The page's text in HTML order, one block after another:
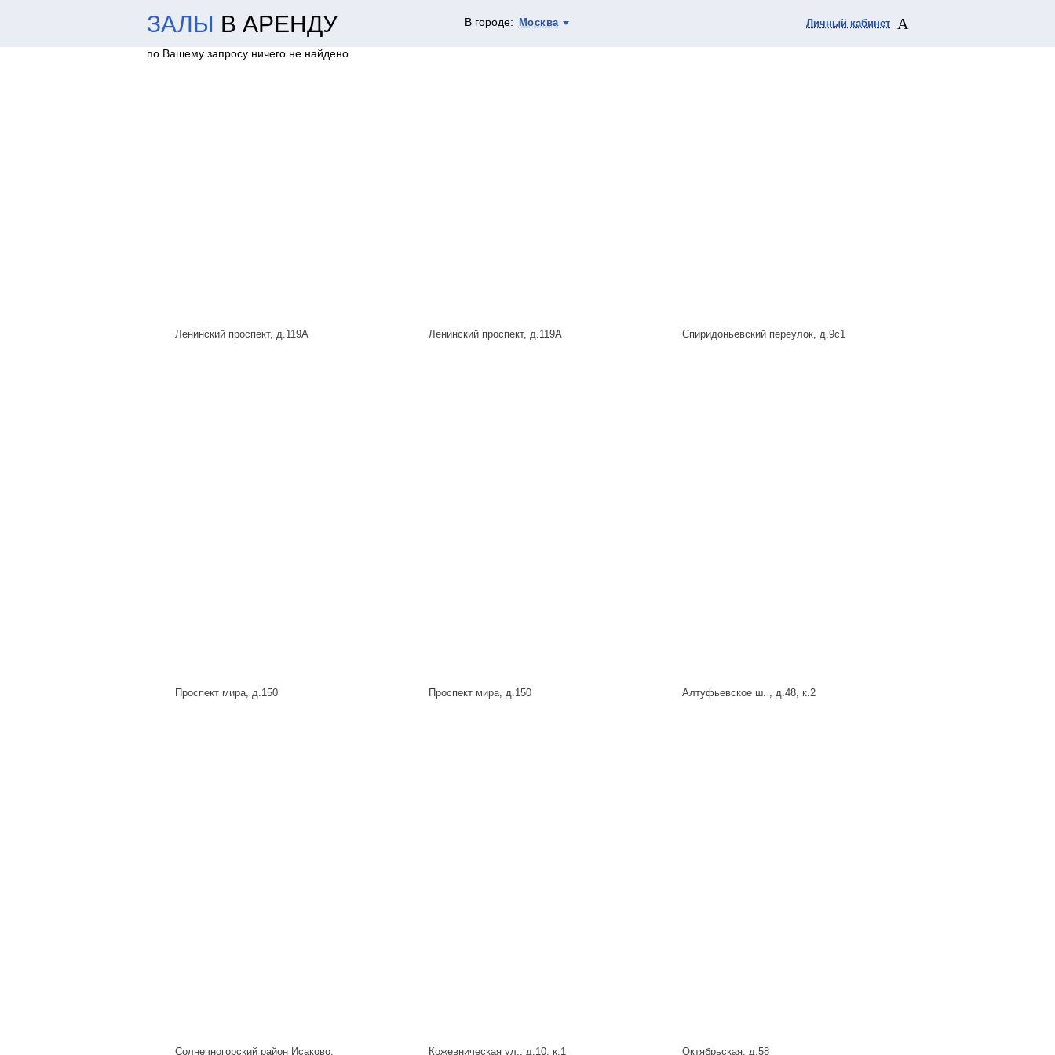
ЗАЛЫ В АРЕНДУ В городе: Москва Личный кабинет
по Вашему запросу ничего не найдено
Ленинский проспект, д.119А Ленинский проспект, д.119А Спиридоньевский переулок, д.9с1
Проспект мира, д.150 Проспект мира, д.150 Алтуфьевское ш. , д.48, к.2
Солнечногорский район Исаково, Кожевническая ул., д.10, к.1 Октябрьская, д.58